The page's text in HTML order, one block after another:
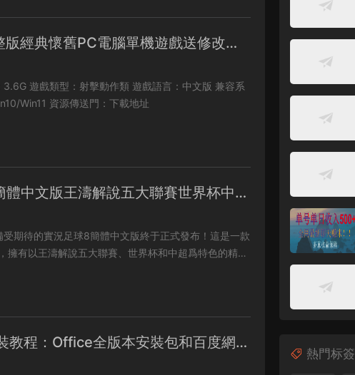
經典懷舊PC電腦單機遊戲送修改器
統：Vista/WInXP/Win7/Win8/Win10/Win11 資源傳送門：下載地址
中文版王濤解說五大聯賽世界杯中超
教程，立即永久下載！
擁有以王濤解說五大聯賽、世界杯和中超爲特色的精彩
教程：Office全版本安裝包和百度網盤
熱門标簽